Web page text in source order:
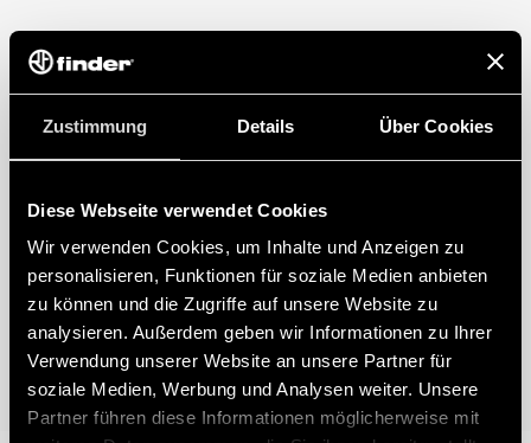
Zustimmung Details Über Cookies
Diese Webseite verwendet Cookies
Wir verwenden Cookies, um Inhalte und Anzeigen zu
personalisieren, Funktionen für soziale Medien anbieten
zu können und die Zugriffe auf unsere Website zu
analysieren. Außerdem geben wir Informationen zu Ihrer
Verwendung unserer Website an unsere Partner für
soziale Medien, Werbung und Analysen weiter. Unsere
Partner führen diese Informationen möglicherweise mit